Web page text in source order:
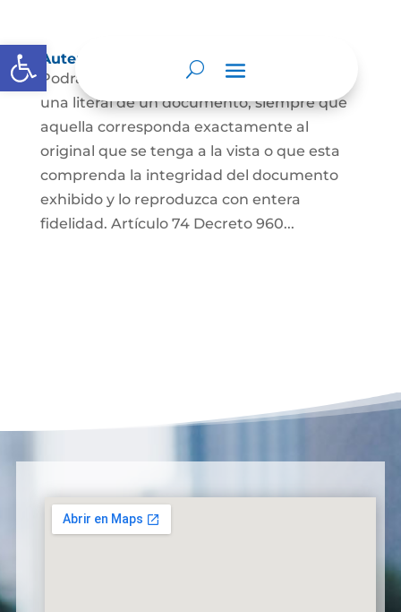
Abrir barra de herramientas
Autenticación de Copias
Podrá autenticarse una copia mecánica o
una literal de un documento, siempre que
aquella corresponda exactamente al
original que se tenga a la vista o que esta
comprenda la integridad del documento
exhibido y lo reproduzca con entera
fidelidad. Artículo 74 Decreto 960...